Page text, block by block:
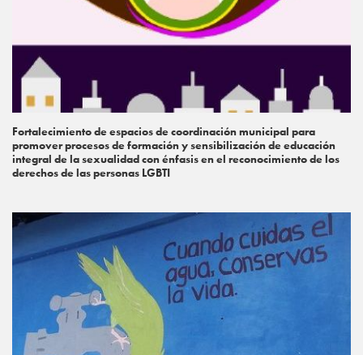
Fortalecimiento de espacios de coordinación municipal para
promover procesos de formación y sensibilización de educación
integral de la sexualidad con énfasis en el reconocimiento de los
derechos de las personas LGBTI